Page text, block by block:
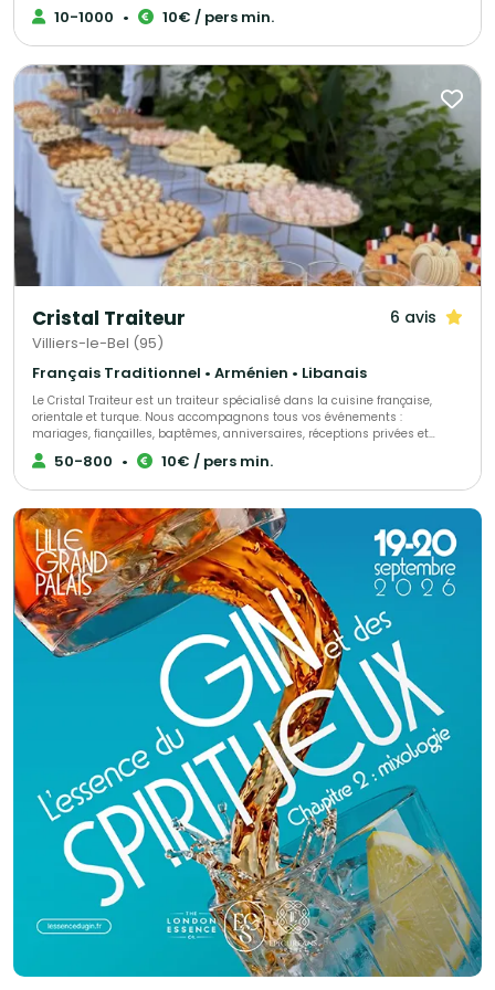
exigences, proposant une cuisine française à base de produits frais. Venez
les découvrir, directement dans leur restaurant.
10-1000 • 10€ / pers min.
Cristal Traiteur 6 avis
Villiers-le-Bel (95)
Français Traditionnel • Arménien • Libanais
Le Cristal Traiteur est un traiteur spécialisé dans la cuisine française,
orientale et turque. Nous accompagnons tous vos événements :
mariages, fiançailles, baptêmes, anniversaires, réceptions privées et
professionnelles. Nous proposons des buffets, cocktails, salades, plats
variés, plateaux de fruits, buffets sucrés, pièces montées, boissons ainsi
inoubliables.
50-800 • 10€ / pers min.